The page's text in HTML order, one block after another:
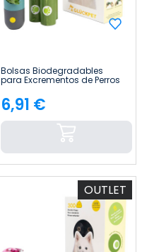
Bolsas Biodegradables
para Excrementos de Perros
con Dispensador Fragancia
Lavanda 300 Unidades
Glückpet
Precio
6,91 €
OUTLET